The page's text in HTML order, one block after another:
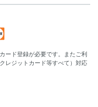
ード登録が必要です。またご利
レジットカード等すべて）対応